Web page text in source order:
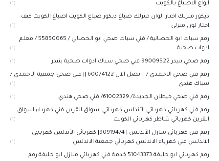
انواع الاصباغ بالكويت
(1)
ديكور منزلك اختار الوان منزلك صباغ ديكور صباغ الكويت اصباغ الكويت كيف
اختار لون منزلي
(1)
رقم سباك ابو الحصانية / فني سباك صحي ابو الحصاني / 55850065 / معلم
ادوات صحية
(1)
رقم صحي بنيدر 99009522 فني صحي سباك ادوات صحية بنيدر (1)
رقم فني صحي الاحمدي / | اتصل الان 60074122 || فني صحي جمعيه الاحمدي /
سباك هندي
(1)
رقم فني صحي خيطان الجديدة/ 61002329/ فني صحي هندي (1)
رقم فني كهربائي كهربائي الأندلس كهربائي اسواق القرين فني كهرباء اسواق
القرين كهربائي شاطر كهربائي الكويت
(1)
رقم فني كهربائي منازل الأندلس | 90919474| كهربائي الأندلس كهربجي
الاندلس فني كهرباء الاندلس كهربائي جمعية الاندلس
(1)
رقم كهربائي ابو حليفة 51043373 خدمة فني كهربائي منازل ابو حليفة رقم